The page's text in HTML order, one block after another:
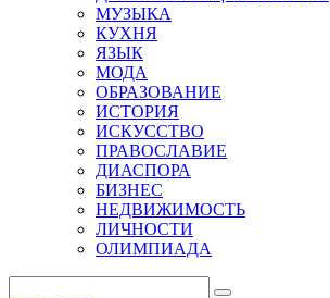
МУЗЫКА
КУХНЯ
ЯЗЫК
МОДА
ОБРАЗОВАНИЕ
ИСТОРИЯ
ИСКУССТВО
ПРАВОСЛАВИЕ
ДИАСПОРА
БИЗНЕС
НЕДВИЖИМОСТЬ
ЛИЧНОСТИ
ОЛИМПИАДА